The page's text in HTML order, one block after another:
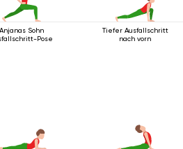
Anjanas Sohn
Pose
Tiefer Ausfallschritt
nach vorn